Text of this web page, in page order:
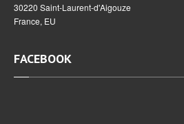
30220 Saint-Laurent-d'Aigouze
France, EU
FACEBOOK